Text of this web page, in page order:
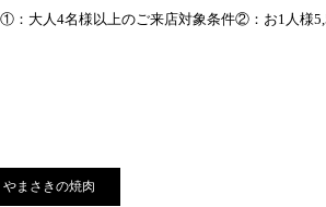
①：大人4名様以上のご来店対象条件②：お1人様
やまさきの焼肉